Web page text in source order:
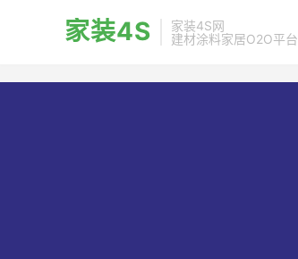
家装4S
家装4S网
建材涂料家居O2O平台